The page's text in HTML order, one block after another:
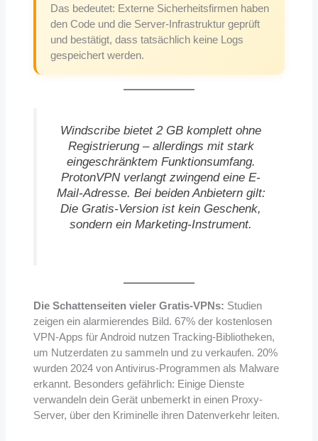
Das bedeutet: Externe Sicherheitsfirmen haben
den Code und die Server-Infrastruktur geprüft
und bestätigt, dass tatsächlich keine Logs
gespeichert werden.
Windscribe bietet 2 GB komplett ohne
Registrierung – allerdings mit stark
eingeschränktem Funktionsumfang.
ProtonVPN verlangt zwingend eine E-
Mail-Adresse. Bei beiden Anbietern gilt:
Die Gratis-Version ist kein Geschenk,
sondern ein Marketing-Instrument.
Die Schattenseiten vieler Gratis-VPNs: Studien
zeigen ein alarmierendes Bild. 67% der kostenlosen
VPN-Apps für Android nutzen Tracking-Bibliotheken,
um Nutzerdaten zu sammeln und zu verkaufen. 20%
wurden 2024 von Antivirus-Programmen als Malware
erkannt. Besonders gefährlich: Einige Dienste
verwandeln dein Gerät unbemerkt in einen Proxy-
Server, über den Kriminelle ihren Datenverkehr leiten.